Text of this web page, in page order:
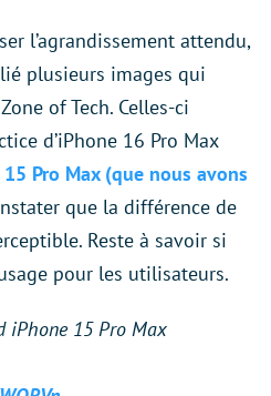
l’agrandissement attendu,
plusieurs images qui
of Tech. Celles-ci
d’iPhone 16 Pro Max
Pro Max (que nous avons
que la différence de
Reste à savoir si
pour les utilisateurs.
iPhone 15 Pro Max